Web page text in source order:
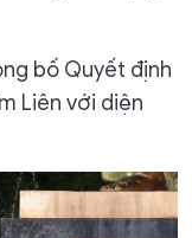
bố Quyết định
Liên với diện